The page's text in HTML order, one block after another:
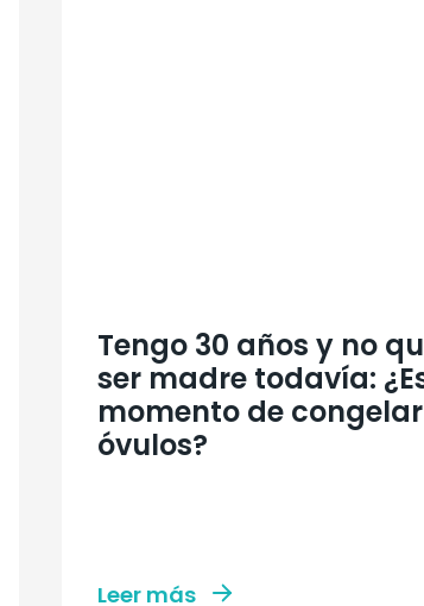
Tengo 30 años y no
ser madre todavía:
momento de congelar
óvulos?
Leer más